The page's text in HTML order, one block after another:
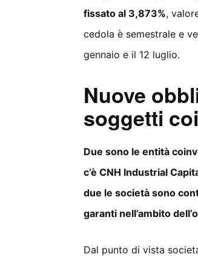
fissato al 3,873%,
cedola è semestrale e
gennaio e il 12 luglio.
Nuove
soggetti
Due sono le entità
c’è CNH Industrial
due le società sono
garanti nell’ambito
Dal punto di vista